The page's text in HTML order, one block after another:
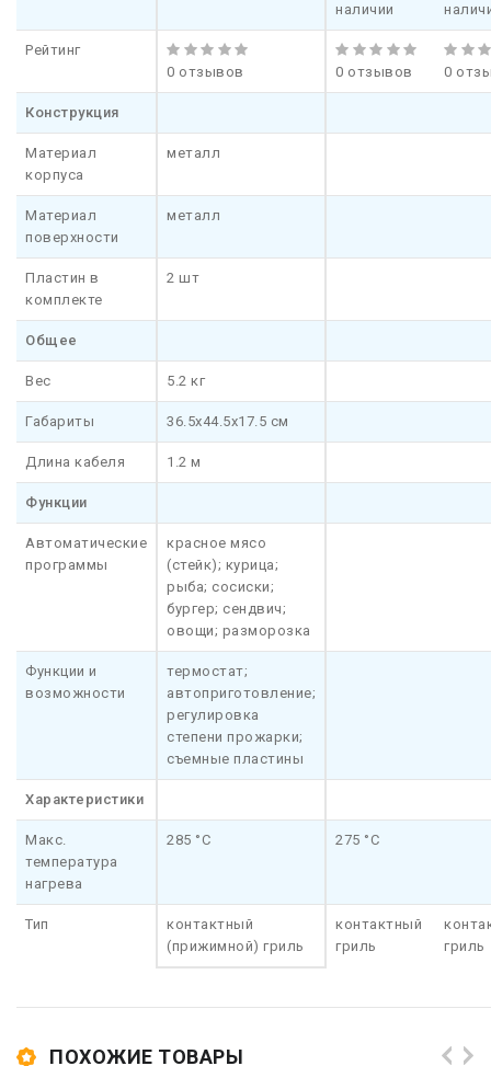
наличии
Рейтинг
0 отзывов
0 отзывов 0
Конструкция
Материал
корпуса
металл
Материал
поверхности
металл
Пластин в
комплекте
2 шт
Общее
Вес 5.2 кг
Габариты 36.5x44.5x17.5 см
Длина кабеля 1.2 м
Функции
Автоматические
программы
красное мясо
(стейк); курица;
рыба; сосиски;
бургер; сендвич;
овощи; разморозка
Функции и
возможности
термостат;
автоприготовление;
регулировка
степени прожарки;
съемные пластины
Характеристики
Макс.
температура
нагрева
285 °C 275 °C
Тип
контактный
(прижимной) гриль
контактный
гриль
гриль
ПОХОЖИЕ ТОВАРЫ